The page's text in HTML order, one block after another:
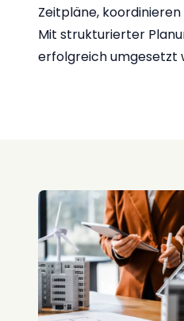
Zeitpläne,
Mit strukturierter
erfolgreich umgesetzt